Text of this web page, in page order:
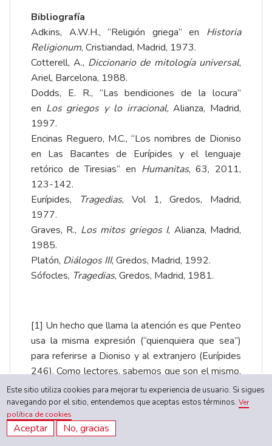
Bibliografía
Adkins, A.W.H., “Religión griega” en Historia
Religionum, Cristiandad, Madrid, 1973.
Cotterell, A., Diccionario de mitología universal,
Ariel, Barcelona, 1988.
Dodds, E. R., “Las bendiciones de la locura”
en Los griegos y lo irracional, Alianza, Madrid,
1997.
Encinas Reguero, M.C., “Los nombres de Dioniso
en Las Bacantes de Eurípides y el lenguaje
retórico de Tiresias” en Humanitas, 63, 2011,
123-142.
Eurípides, Tragedias, Vol 1, Gredos, Madrid,
1977.
Graves, R., Los mitos griegos I, Alianza, Madrid,
1985.
Platón, Diálogos III, Gredos, Madrid, 1992.
Sófocles, Tragedias, Gredos, Madrid, 1981.
[1] Un hecho que llama la atención es que Penteo
usa la misma expresión (“quienquiera que sea”)
para referirse a Dioniso y al extranjero (Eurípides
246). Como lectores, sabemos que son el mismo,
pero el rey de Tebas no debería tener esta
información. No hay en la narración momentos que
argumenten a favor de una hipótesis sobre el
asunto, pero se podría, al menos, sospechar que
Este sitio utiliza cookies para mejorar tu experiencia de usuario. Si sigues
navegando por el sitio, entendemos que aceptas estos términos.Ver
política de cookies
Aceptar No, gracias